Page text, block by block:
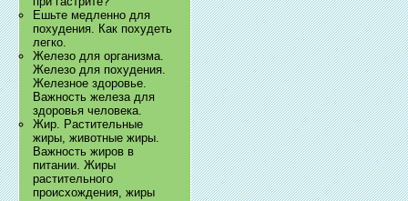
Ешьте медленно для
похудения. Как похудеть
легко.
Железо для организма.
Железо для похудения.
Железное здоровье.
Важность железа для
здоровья человека.
Жир. Растительные
жиры, животные жиры.
Важность жиров в
питании. Жиры
растительного
происхождения, жиры